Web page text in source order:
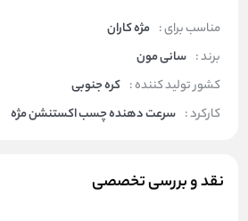
مناسب برای : مژه کاران
برند : سانی مون
کشور تولید کننده : کره جنوبی
کارکرد : سرعت دهنده چسب اکستنشن مژه
نقد و بررسی تخصصی